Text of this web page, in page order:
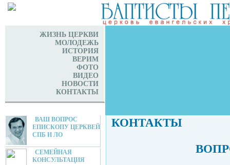
ЖИЗНЬ ЦЕРКВИ
МОЛОДЕЖЬ
ИСТОРИЯ
ВЕРИМ
ФОТО
ВИДЕО
НОВОСТИ
КОНТАКТЫ
ВАШ ВОПРОС
ЕПИСКОПУ ЦЕРКВЕЙ
СПБ И ЛО
СЕМЕЙНАЯ
КОНСУЛЬТАЦИЯ
КОНТАКТЫ